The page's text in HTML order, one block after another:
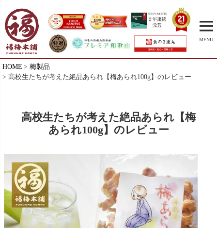
MENU
HOME
梅製品
高校生たちが考えた絶品あられ【梅あられ100g】のレビュー
高校生たちが考えた絶品あられ【梅
あられ100g】のレビュー